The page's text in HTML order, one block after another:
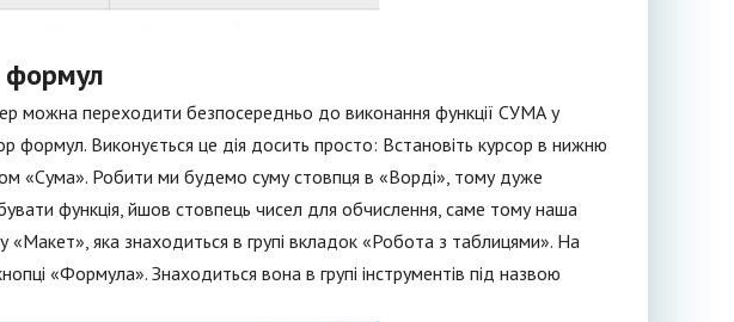
формул
можна переходити безпосередньо до виконання функції СУМА у
формул. Виконується це дія досить просто: Встановіть курсор в нижню
«Сума». Робити ми будемо суму стовпця в «Ворді», тому дуже
функція, йшов стовпець чисел для обчислення, саме тому наша
«Макет», яка знаходиться в групі вкладок «Робота з таблицями». На
«Формула». Знаходиться вона в групі інструментів під назвою